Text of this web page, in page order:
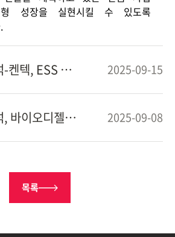
성장을 실현시킬 수 있도록
DS단석-켄텍, ESS 기술협력 업무협약(MOU) 체결 2025-09-15
DS단석, 바이오디젤 공정 개선 “수익성 및 원료 경쟁력 확보” 2025-09-08
목록